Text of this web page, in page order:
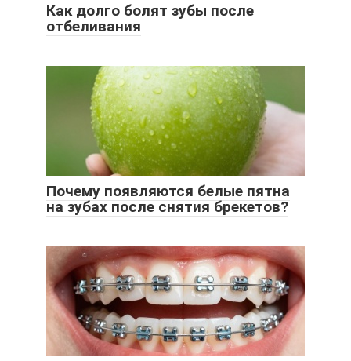
Как долго болят зубы после
отбеливания
Почему появляются белые пятна
на зубах после снятия брекетов?